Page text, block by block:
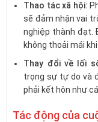
Thao tác xã hội:
sẽ đảm nhận vai
nghiệp thành đạt.
không thoải mái
Thay đổi về lối
trọng sự tự do và
phải kết hôn như
Tác động của